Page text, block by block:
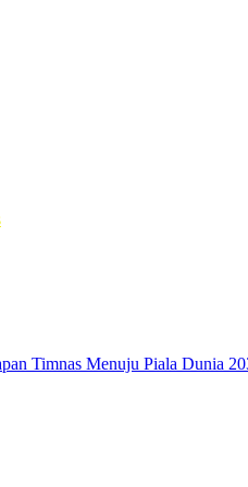
Timnas Menuju Piala Dunia